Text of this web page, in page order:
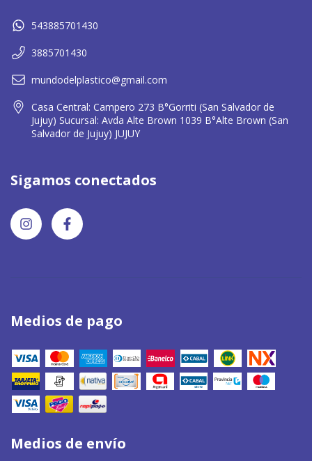
543885701430
3885701430
mundodelplastico@gmail.com
Casa Central: Campero 273 B°Gorriti (San Salvador de
Jujuy) Sucursal: Avda Alte Brown 1039 B°Alte Brown (San
Salvador de Jujuy) JUJUY
Sigamos conectados
Medios de pago
Medios de envío